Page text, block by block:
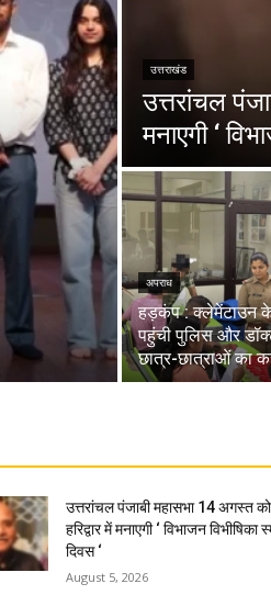
उत्तराखंड
उत्तरांचल
मनाएगी ‘
अपराध
हड़कंप : क्लेमेंटाउन
पहुंची पुलिस और
छात्र-छात्राओं का
उत्तरांचल पंजाबी महासभा 14 अगस्त को
हरिद्वार में मनाएगी ‘ विभाजन विभीषिका
दिवस ‘
August 5, 2026